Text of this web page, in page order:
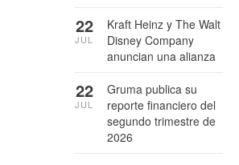
Kraft Heinz y The Walt
Disney Company
anuncian una alianza
22
JUL
Gruma publica su
reporte financiero del
segundo trimestre de
2026
22
JUL